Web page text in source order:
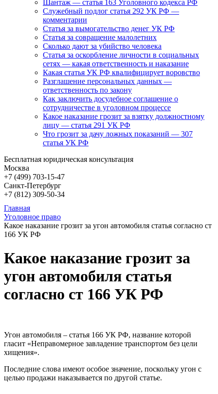
Шантаж — статья 163 Уголовного кодекса РФ
Служебный подлог статья 292 УК РФ —
комментарии
Статья за вымогательство денег УК РФ
Статья за совращение малолетних
Сколько дают за убийство человека
Статья за оскорбление личности в социальных
сетях — какая ответственность и наказание
Какая статья УК РФ квалифицирует воровство
Разглашение персональных данных —
ответственность по закону
Как заключить досудебное соглашение о
сотрудничестве в уголовном процессе
Какое наказание грозит за взятку должностному
лицу — статья 291 УК РФ
Что грозит за дачу ложных показаний — 307
статья УК РФ
Бесплатная юридическая консультация
Москва
+7 (499) 703-15-47
Санкт-Петербург
+7 (812) 309-50-34
Главная
Уголовное право
Какое наказание грозит за угон автомобиля статья согласно ст
166 УК РФ
Какое наказание грозит за
угон автомобиля статья
согласно ст 166 УК РФ
Угон автомобиля – статья 166 УК РФ, название которой
гласит «Неправомерное завладение транспортом без цели
хищения».
Последние слова имеют особое значение, поскольку угон с
целью продажи наказывается по другой статье.